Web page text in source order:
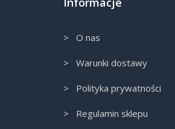
> O nas
> Warunki dostawy
> Polityka prywatności
> Regulamin sklepu